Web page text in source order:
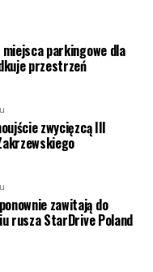
parkingowe dla
przestrzeń
zwycięzcą III
zawitają do
rusza StarDrive Poland